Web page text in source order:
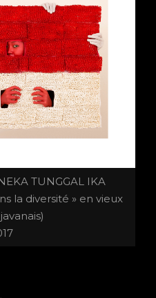
TUNGGAL IKA
la diversité » en vieux